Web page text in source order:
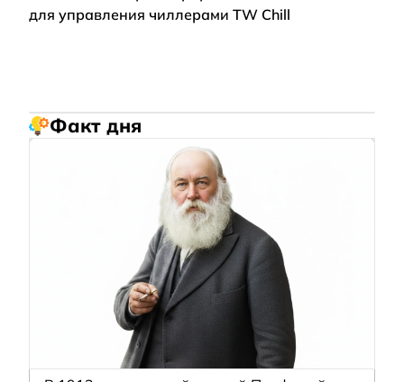
для управления чиллерами TW Chill
Факт дня